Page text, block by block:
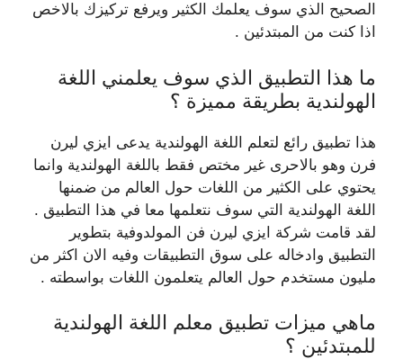
الصحيح الذي سوف يعلمك الكثير ويرفع تركيزك بالاخص
اذا كنت من المبتدئين .
ما هذا التطبيق الذي سوف يعلمني اللغة
الهولندية بطريقة مميزة ؟
هذا تطبيق رائع لتعلم اللغة الهولندية يدعى ايزي ليرن
فرن وهو بالاحرى غير مختص فقط باللغة الهولندية وانما
يحتوي على الكثير من اللغات حول العالم من ضمنها
اللغة الهولندية التي سوف نتعلمها معا في هذا التطبيق .
لقد قامت شركة ايزي ليرن فن المولدوفية بتطوير
التطبيق وادخاله على سوق التطبيقات وفيه الان اكثر من
مليون مستخدم حول العالم يتعلمون اللغات بواسطته .
ماهي ميزات تطبيق معلم اللغة الهولندية
للمبتدئين ؟